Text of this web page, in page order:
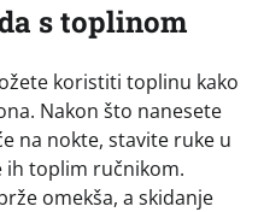
s toplinom
koristiti toplinu kako
Nakon što nanesete
na nokte, stavite ruke u
ih toplim ručnikom.
omekša, a skidanje